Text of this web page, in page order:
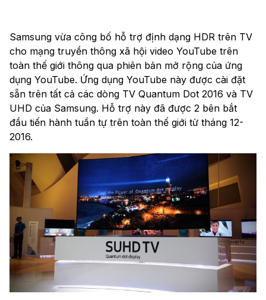
Samsung vừa công bố hỗ trợ định dạng HDR trên TV
cho mạng truyền thông xã hội video YouTube trên
toàn thế giới thông qua phiên bản mở rộng của ứng
dụng YouTube. Ứng dụng YouTube này được cài đặt
sẵn trên tất cả các dòng TV Quantum Dot 2016 và TV
UHD của Samsung. Hỗ trợ này đã được 2 bên bắt
đầu tiến hành tuần tự trên toàn thế giới từ tháng 12-
2016.